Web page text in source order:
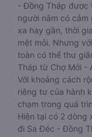
- Đồng Tháp được
người nằm có cảm
xa hay gần, thời
mệt mỏi. Nhưng
toàn có thể thư
Tháp từ Chợ Mới -
Với khoảng cách
riêng tư của hành
chạm trong quá
Hiện tại có 2 dòng
đi Sa Đéc - Đồng